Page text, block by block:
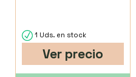
1 Uds. en stock
Ver precio